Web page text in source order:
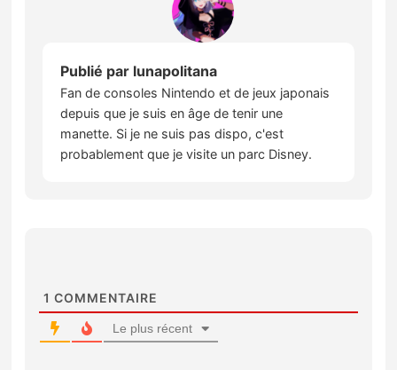
Publié par lunapolitana
Fan de consoles Nintendo et de jeux japonais
depuis que je suis en âge de tenir une
manette. Si je ne suis pas dispo, c'est
probablement que je visite un parc Disney.
1 COMMENTAIRE
Le plus récent